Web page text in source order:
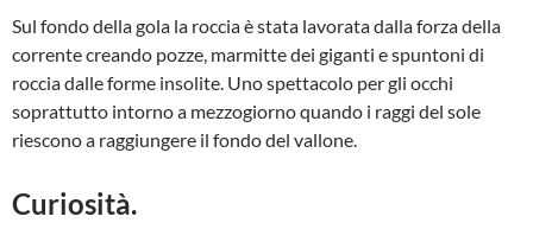
Sul fondo della gola la roccia è stata lavorata dalla forza della
corrente creando pozze, marmitte dei giganti e spuntoni di
roccia dalle forme insolite. Uno spettacolo per gli occhi
soprattutto intorno a mezzogiorno quando i raggi del sole
riescono a raggiungere il fondo del vallone.
Curiosità.